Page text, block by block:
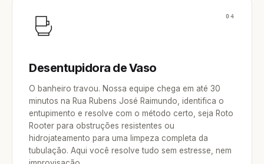
04
Desentupidora de Vaso
O banheiro travou. Nossa equipe chega em até 30
minutos na Rua Rubens José Raimundo, identifica o
entupimento e resolve com o método certo, seja Roto
Rooter para obstruções resistentes ou
hidrojateamento para uma limpeza completa da
tubulação. Aqui você resolve tudo sem estresse, nem